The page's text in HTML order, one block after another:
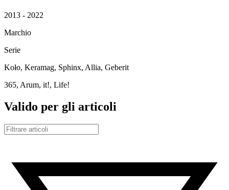
2013 - 2022
Marchio
Serie
Koło, Keramag, Sphinx, Allia, Geberit
365, Arum, it!, Life!
Valido per gli articoli